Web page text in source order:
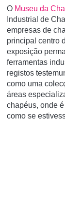
O Museu da
Industrial de
empresas de
principal centro
exposição
ferramentas
registos
como uma
áreas
chapéus, onde
como se